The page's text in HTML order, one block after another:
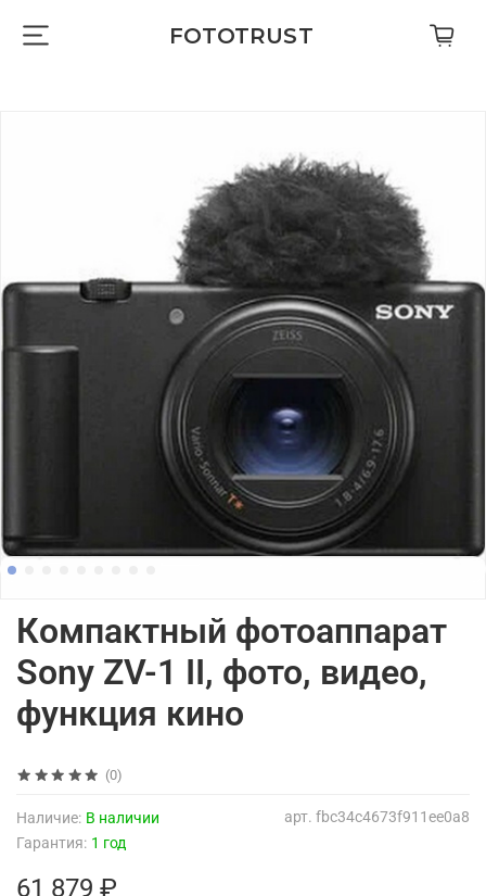
FOTOTRUST
(0)
арт. fbc34c4673f911ee0a8
Наличие: В наличии
Гарантия: 1 год
Компактный фотоаппарат
Sony ZV-1 II, фото, видео,
функция кино
61 879 ₽